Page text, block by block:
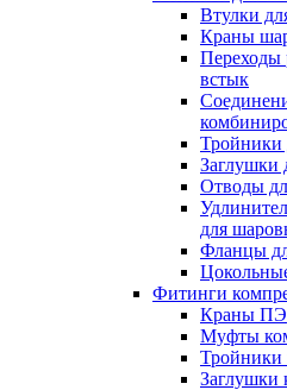
Втулки
Краны
Переходы
встык
Тройники
Заглушки
Отводы
для
Фланцы
Фитинги
Краны ПЭ
Муфты
Тройники
Заглушки